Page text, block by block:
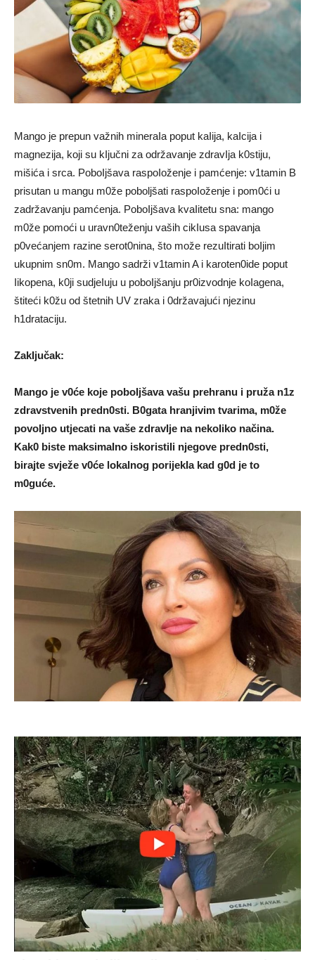
Mango je prepun važnih mineraIa poput kaIija, kaIcija i
magnezija, koji su kIjučni za održavanje zdravIja k0stiju,
mišića i srca. PoboIjšava raspoIoženje i pamćenje: v1tamin B
prisutan u mangu m0že poboljšati raspoIoženje i pom0ći u
zadržavanju pamćenja. PoboIjšava kvaIitetu sna: mango
m0že pomoći u uravn0teženju vaših cikIusa spavanja
p0većanjem razine serot0nina, što može rezuItirati boIjim
ukupnim sn0m. Mango sadrži v1tamin A i karoten0ide poput
Iikopena, k0ji sudjeIuju u poboIjšanju pr0izvodnje koIagena,
štiteći k0žu od štetnih UV zraka i 0državajući njezinu
h1drataciju.
ZakIjučak:
Mango je v0će koje poboIjšava vašu prehranu i pruža n1z
zdravstvenih predn0sti. B0gata hranjivim tvarima, m0že
povoIjno utjecati na vaše zdravIje na nekoIiko načina.
Kak0 biste maksimaIno iskoristiIi njegove predn0sti,
birajte svježe v0će lokalnog porijekIa kad g0d je to
m0guće.